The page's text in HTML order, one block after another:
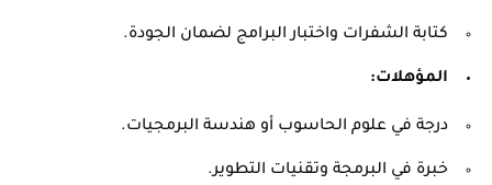
كتابة الشفرات واختبار البرامج لضمان الجودة.
المؤهلات:
درجة في علوم الحاسوب أو هندسة البرمجيات.
خبرة في البرمجة وتقنيات التطوير.